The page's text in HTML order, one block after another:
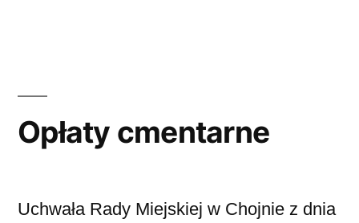
Opłaty cmentarne
Uchwała Rady Miejskiej w Chojnie z dnia